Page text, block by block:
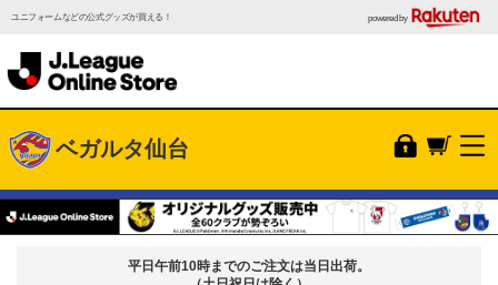
ユニフォームなどの公式グッズが買える！ powered by
ベガルタ仙台
平日午前10時までのご注文は当日出荷。